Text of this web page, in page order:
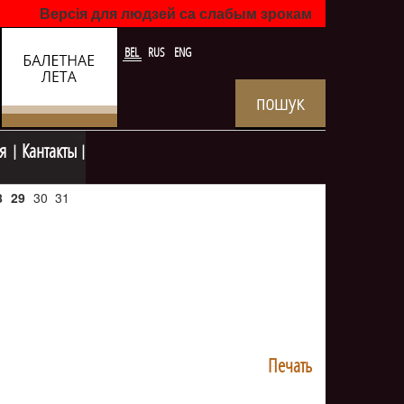
Версія для людзей са слабым зрокам
BEL RUS ENG
Кантакты
29 30 31
Печать